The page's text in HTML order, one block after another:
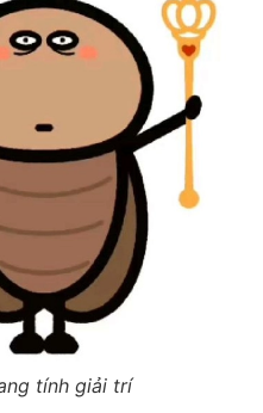
tính giải trí